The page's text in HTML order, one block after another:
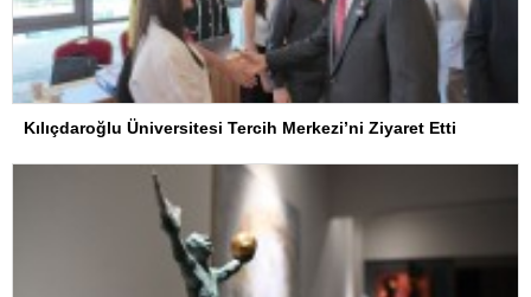
Kılıçdaroğlu Üniversitesi Tercih Merkezi’ni Ziyaret Etti